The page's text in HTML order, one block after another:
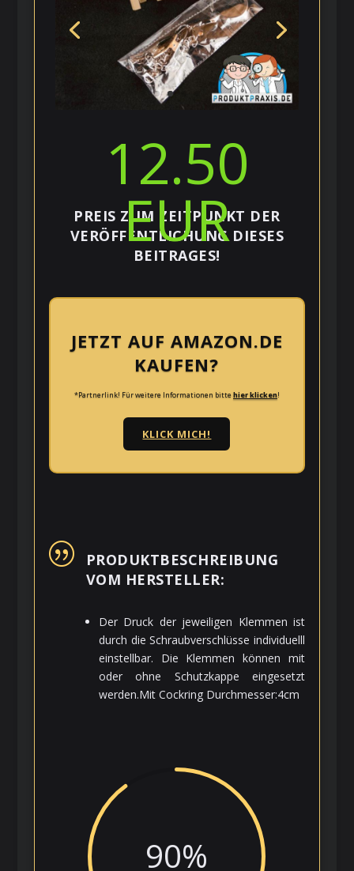
12.50
EUR
PREIS ZUM ZEITPUNKT DER
VERÖFFENTLICHUNG DIESES
BEITRAGES!
JETZT AUF AMAZON.DE
KAUFEN?
*Partnerlink! Für weitere Informationen bittehier klicken!
KLICK MICH!
|
PRODUKTBESCHREIBUNG
VOM HERSTELLER:
Der Druck der jeweiligen Klemmen ist
durch die Schraubverschlüsse individuelll
einstellbar. Die Klemmen können mit
oder ohne Schutzkappe eingesetzt
werden.Mit Cockring Durchmesser:4cm
90%